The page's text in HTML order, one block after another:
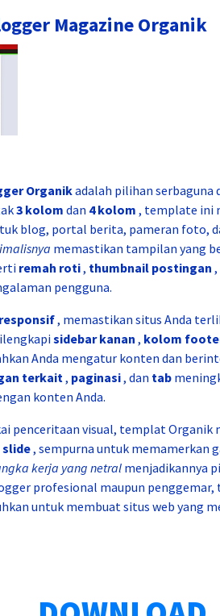
Magazine Organik
Organikadalah pilihan serbaguna
3 kolom dan 4 kolom , template ini
blog, portal berita, pameran foto,
memastikan tampilan yang
remah roti, thumbnail postingan ,
pengguna.
responsif, memastikan situs Anda
sidebar kanan , kolom
Anda mengatur konten dan
terkait, paginasi, dan tab
konten Anda.
penceritaan visual, templat Organik
slide, sempurna untuk memamerkan
kerja yang netralmenjadikannya
profesional maupun
untuk membuat situs web yang